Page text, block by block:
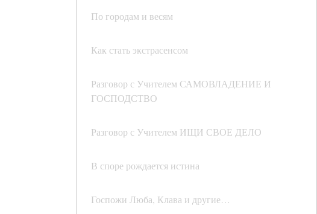
По городам и весям
Как стать экстрасенсом
Разговор с Учителем САМОВЛАДЕНИЕ И
ГОСПОДСТВО
Разговор с Учителем ИЩИ СВОЕ ДЕЛО
В споре рождается истина
Госпожи Люба, Клава и другие…